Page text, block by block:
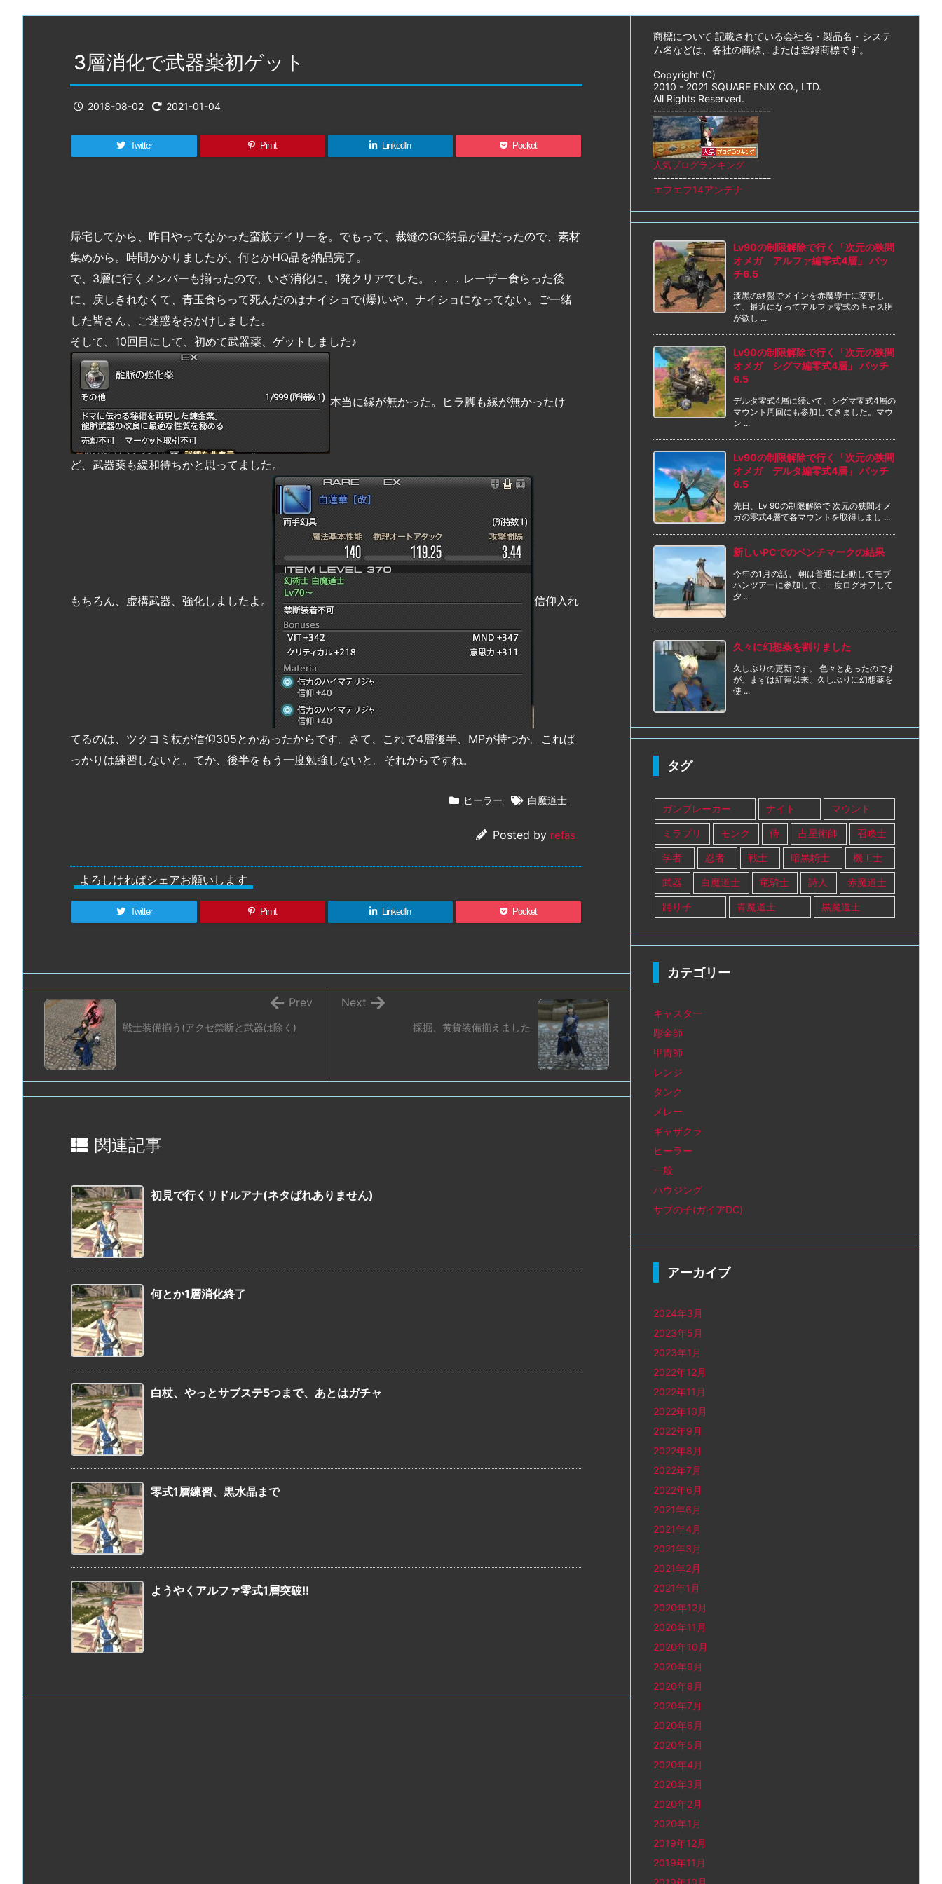
3層消化で武器薬初ゲット
2018-08-02 2021-01-04
Twitter Pin it LinkedIn Pocket
帰宅してから、昨日やってなかった蛮族デイリーを。でもって、裁縫のGC納品が星だったので、素材
集めから。時間かかりましたが、何とかHQ品を納品完了。
で、3層に行くメンバーも揃ったので、いざ消化に。1発クリアでした。．．．レーザー食らった後
に、戻しきれなくて、青玉食らって死んだのはナイショで(爆)いや、ナイショになってない。ご一緒
した皆さん、ご迷惑をおかけしました。
そして、10回目にして、初めて武器薬、ゲットしました♪
本当に縁が無かった。ヒラ脚も縁が無かったけ
ど、武器薬も緩和待ちかと思ってました。
もちろん、虚構武器、強化しましたよ。 信仰入れ
てるのは、ツクヨミ杖が信仰305とかあったからです。さて、これで4層後半、MPが持つか。これば
っかりは練習しないと。てか、後半をもう一度勉強しないと。それからですね。
ヒーラー 白魔道士
Posted by refas
よろしければシェアお願いします
Twitter Pin it LinkedIn Pocket
採掘、黄貨装備揃えました
Next
戦士装備揃う(アクセ禁断と武器は除く)
Prev
関連記事
初見で行くリドルアナ(ネタばれありません)
何とか1層消化終了
白杖、やっとサブステ5つまで、あとはガチャ
零式1層練習、黒水晶まで
ようやくアルファ零式1層突破!!
商標について 記載されている会社名・製品名・システ
ム名などは、各社の商標、または登録商標です。
Copyright (C)
2010 - 2021 SQUARE ENIX CO., LTD.
All Rights Reserved.
----------------------------
人気ブログランキング
----------------------------
エフエフ14アンテナ
Lv90の制限解除で行く「次元の狭間
オメガ アルファ編零式4層」 パッ
チ6.5
漆黒の終盤でメインを赤魔導士に変更し
て、最近になってアルファ零式のキャス胴
が欲し ...
Lv90の制限解除で行く「次元の狭間
オメガ シグマ編零式4層」 パッチ
6.5
デルタ零式4層に続いて、シグマ零式4層の
マウント周回にも参加してきました。マウ
ン ...
Lv90の制限解除で行く「次元の狭間
オメガ デルタ編零式4層」 パッチ
6.5
先日、Lv 90の制限解除で 次元の狭間オメ
ガの零式4層で各マウントを取得しまし ...
新しいPCでのベンチマークの結果
今年の1月の話。 朝は普通に起動してモブ
ハンツアーに参加して、一度ログオフして
夕 ...
久々に幻想薬を割りました
久しぶりの更新です。 色々とあったのです
が、まずは紅蓮以来、久しぶりに幻想薬を
使 ...
タグ
ガンブレーカー ナイト マウント
ミラプリ モンク 侍 占星術師 召喚士
学者 忍者 戦士 暗黒騎士 機工士
武器 白魔道士 竜騎士 詩人 赤魔道士
踊り子 青魔道士 黒魔道士
カテゴリー
キャスター
彫金師
甲冑師
レンジ
タンク
メレー
ギャザクラ
ヒーラー
一般
ハウジング
サブの子(ガイアDC)
アーカイブ
2024年3月
2023年5月
2023年1月
2022年12月
2022年11月
2022年10月
2022年9月
2022年8月
2022年7月
2022年6月
2021年6月
2021年4月
2021年3月
2021年2月
2021年1月
2020年12月
2020年11月
2020年10月
2020年9月
2020年8月
2020年7月
2020年6月
2020年5月
2020年4月
2020年3月
2020年2月
2020年1月
2019年12月
2019年11月